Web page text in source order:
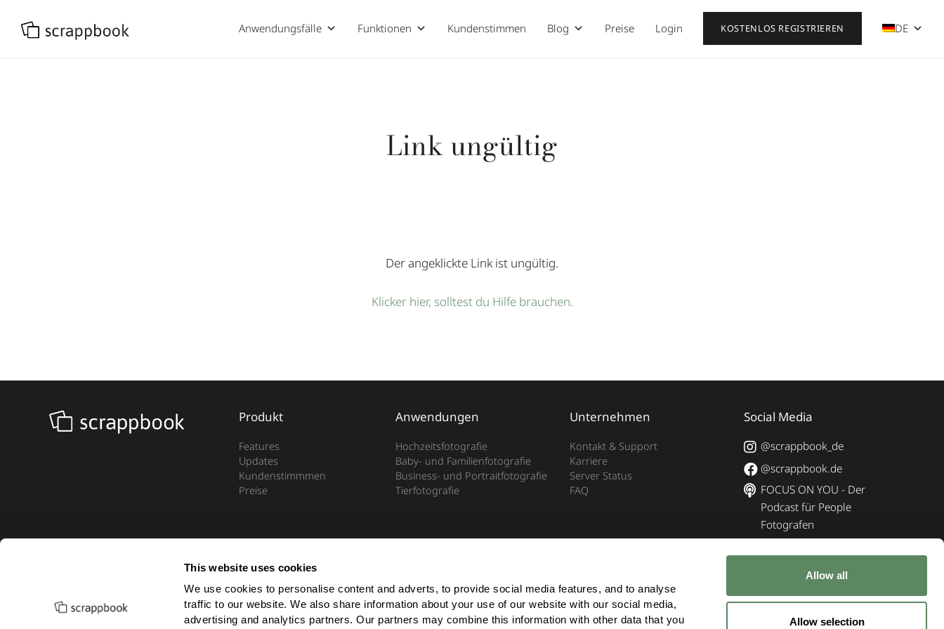
This website uses cookies
We use cookies to personalise content and adverts, to provide social media features, and to analyse
traffic to our website. We also share information about your use of our website with our social media,
advertising and analytics partners. Our partners may combine this information with other data that you
Allow all
Allow selection
Anwendungsfälle Funktionen Kundenstimmen Blog Preise Login KOSTENLOS REGISTRIEREN DE
Link ungültig
Der angeklickte Link ist ungültig.
Klicker hier, solltest du Hilfe brauchen.
Produkt
Features
Updates
Kundenstimmmen
Preise
Anwendungen
Hochzeitsfotografie
Baby- und Familienfotografie
Business- und Portraitfotografie
Tierfotografie
Unternehmen
Kontakt & Support
Karriere
Server Status
FAQ
Social Media
@scrappbook_de
@scrappbook.de
FOCUS ON YOU - Der
Podcast für People
Fotografen
Impressum|Datenschutz|AGB